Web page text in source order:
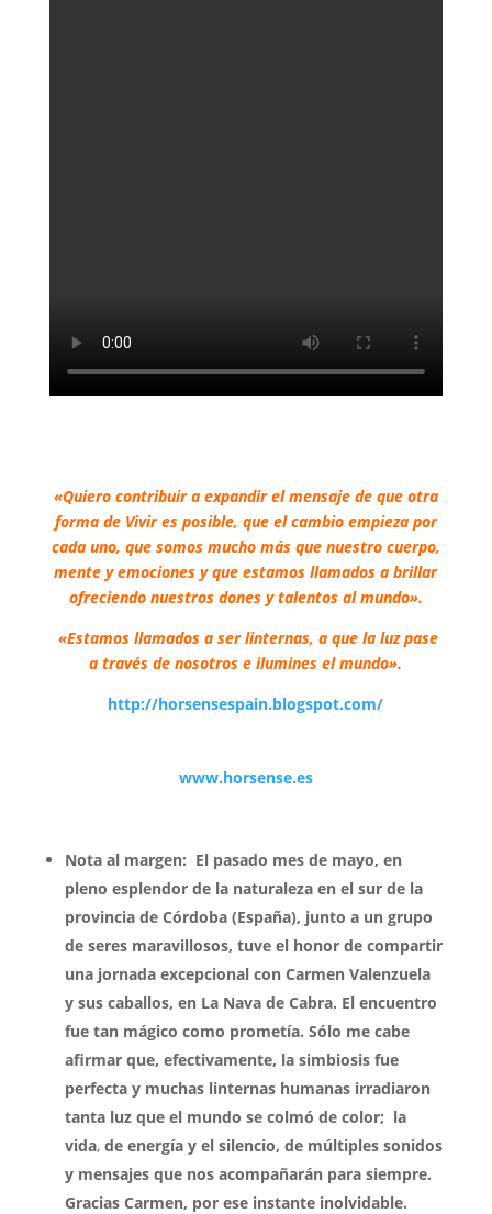
«Quiero contribuir a expandir el mensaje de que otra
forma de Vivir es posible, que el cambio empieza por
cada uno, que somos mucho más que nuestro cuerpo,
mente y emociones y que estamos llamados a brillar
ofreciendo nuestros dones y talentos al mundo».
«Estamos llamados a ser linternas, a que la luz pase
a través de nosotros e ilumines el mundo».
http://horsensespain.blogspot.com/
www.horsense.es
Nota al margen: El pasado mes de mayo, en
pleno esplendor de la naturaleza en el sur de la
provincia de Córdoba (España), junto a un grupo
de seres maravillosos, tuve el honor de compartir
una jornada excepcional con Carmen Valenzuela
y sus caballos, en La Nava de Cabra. El encuentro
fue tan mágico como prometía. Sólo me cabe
afirmar que, efectivamente, la simbiosis fue
perfecta y muchas linternas humanas irradiaron
tanta luz que el mundo se colmó de color; la
vida, de energía y el silencio, de múltiples sonidos
y mensajes que nos acompañarán para siempre.
Gracias Carmen, por ese instante inolvidable.